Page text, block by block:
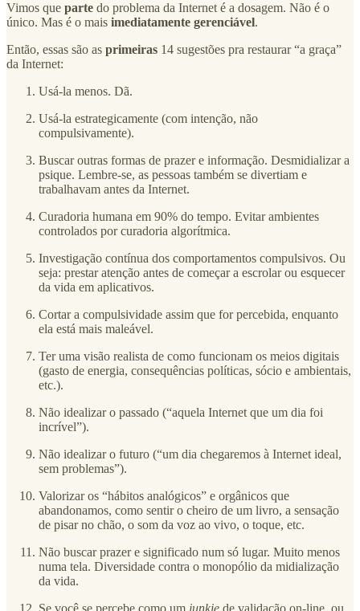
Vimos que parte do problema da Internet é a dosagem. Não é o
único. Mas é o mais imediatamente gerenciável.
Então, essas são as primeiras 14 sugestões pra restaurar “a graça”
da Internet:
Usá-la menos. Dã.
Usá-la estrategicamente (com intenção, não
compulsivamente).
Buscar outras formas de prazer e informação. Desmidializar a
psique. Lembre-se, as pessoas também se divertiam e
trabalhavam antes da Internet.
Curadoria humana em 90% do tempo. Evitar ambientes
controlados por curadoria algorítmica.
Investigação contínua dos comportamentos compulsivos. Ou
seja: prestar atenção antes de começar a escrolar ou esquecer
da vida em aplicativos.
Cortar a compulsividade assim que for percebida, enquanto
ela está mais maleável.
Ter uma visão realista de como funcionam os meios digitais
(gasto de energia, consequências políticas, sócio e ambientais,
etc.).
Não idealizar o passado (“aquela Internet que um dia foi
incrível”).
Não idealizar o futuro (“um dia chegaremos à Internet ideal,
sem problemas”).
Valorizar os “hábitos analógicos” e orgânicos que
abandonamos, como sentir o cheiro de um livro, a sensação
de pisar no chão, o som da voz ao vivo, o toque, etc.
Não buscar prazer e significado num só lugar. Muito menos
numa tela. Diversidade contra o monopólio da midialização
da vida.